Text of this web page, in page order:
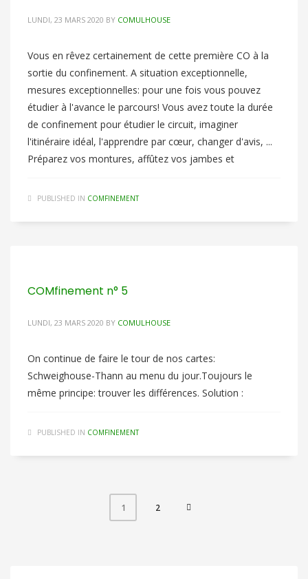
LUNDI, 23 MARS 2020 BY COMULHOUSE
Vous en rêvez certainement de cette première CO à la
sortie du confinement. A situation exceptionnelle,
mesures exceptionnelles: pour une fois vous pouvez
étudier à l'avance le parcours! Vous avez toute la durée
de confinement pour étudier le circuit, imaginer
l'itinéraire idéal, l'apprendre par cœur, changer d'avis, ...
Préparez vos montures, affûtez vos jambes et
PUBLISHED IN COMFINEMENT
COMfinement n° 5
LUNDI, 23 MARS 2020 BY COMULHOUSE
On continue de faire le tour de nos cartes:
Schweighouse-Thann au menu du jour.Toujours le
même principe: trouver les différences. Solution :
PUBLISHED IN COMFINEMENT
1 2